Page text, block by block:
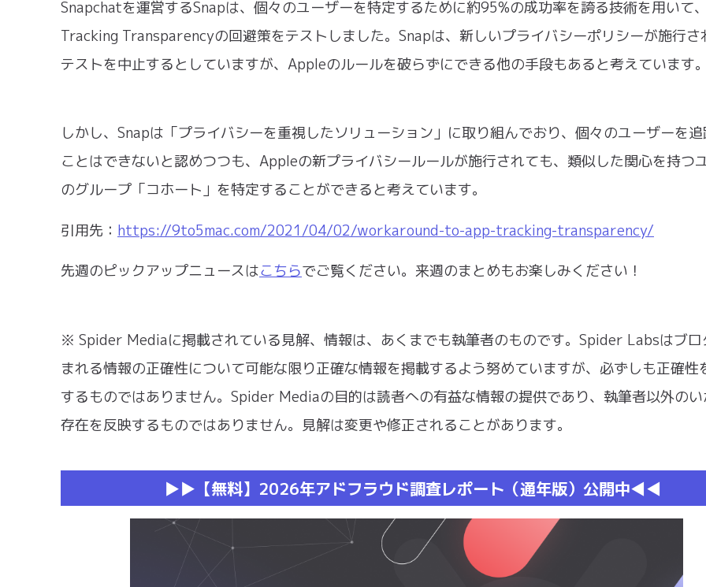
Snapchatを運営するSnapは、個々のユーザーを特定するために約95%の成功率を誇る技術を用いて
Tracking Transparencyの回避策をテストしました。Snapは、新しいプライバシーポリシーが施行さ
テストを中止するとしていますが、Appleのルールを破らずにできる他の手段もあると考えています
しかし、Snapは「プライバシーを重視したソリューション」に取り組んでおり、個々のユーザーを
ことはできないと認めつつも、Appleの新プライバシールールが施行されても、類似した関心を持つ
のグループ「コホート」を特定することができると考えています。
引用先： https://9to5mac.com/2021/04/02/workaround-to-app-tracking-transparency/
先週のピックアップニュースはこちらでご覧ください。来週のまとめもお楽しみください！
※ Spider Mediaに掲載されている見解、情報は、あくまでも執筆者のものです。Spider Labsはブロ
まれる情報の正確性について可能な限り正確な情報を掲載するよう努めていますが、必ずしも正確性
するものではありません。Spider Mediaの目的は読者への有益な情報の提供であり、執筆者以外の
存在を反映するものではありません。見解は変更や修正されることがあります。
▶︎▶︎【無料】2026年アドフラウド調査レポート（通年版）公開中◀︎◀︎